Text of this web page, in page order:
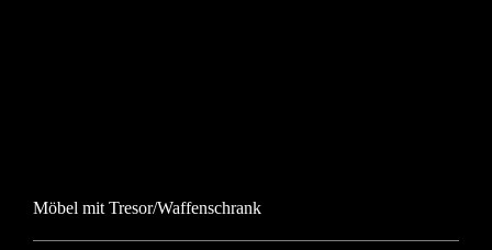
Möbel mit Tresor/Waffenschrank